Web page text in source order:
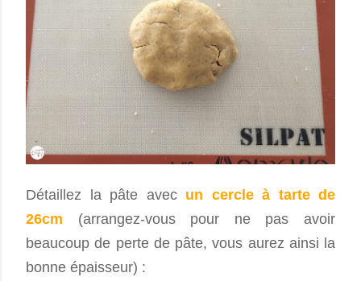
Détaillez la pâte avec un cercle à tarte de
26cm (arrangez-vous pour ne pas avoir
beaucoup de perte de pâte, vous aurez ainsi la
bonne épaisseur) :